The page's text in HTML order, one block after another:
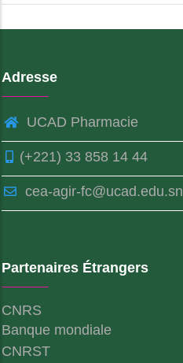
Adresse
UCAD Pharmacie
(+221) 33 858 14 44
cea-agir-fc@ucad.edu.sn
Partenaires Étrangers
CNRS
Banque mondiale
CNRST